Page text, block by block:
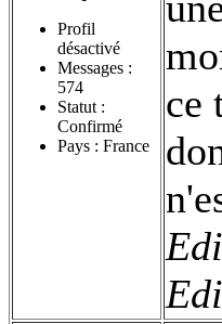
Profil
désactivé
Messages :
574
Statut :
Confirmé
Pays : France
ce